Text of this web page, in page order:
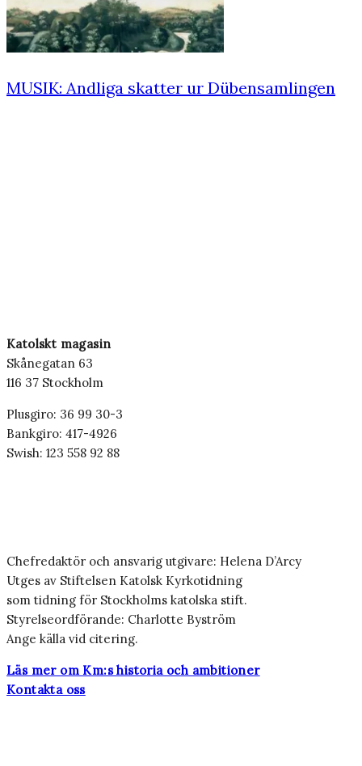
MUSIK: Andliga skatter ur Dübensamlingen
Katolskt magasin
Skånegatan 63
116 37 Stockholm
Plusgiro: 36 99 30-3
Bankgiro: 417-4926
Swish: 123 558 92 88
Chefredaktör och ansvarig utgivare: Helena D’Arcy
Utges av Stiftelsen Katolsk Kyrkotidning
som tidning för Stockholms katolska stift.
Styrelseordförande: Charlotte Byström
Ange källa vid citering.
Läs mer om Km:s historia och ambitioner
Kontakta oss